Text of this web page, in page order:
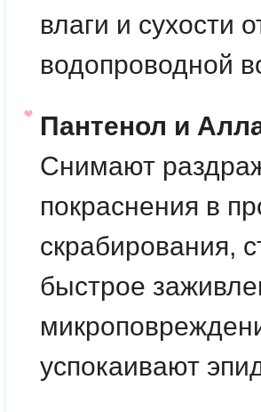
влаги и сухости
водопроводной
Пантенол и
Снимают
покраснения в
скрабирования,
быстрое
успокаивают